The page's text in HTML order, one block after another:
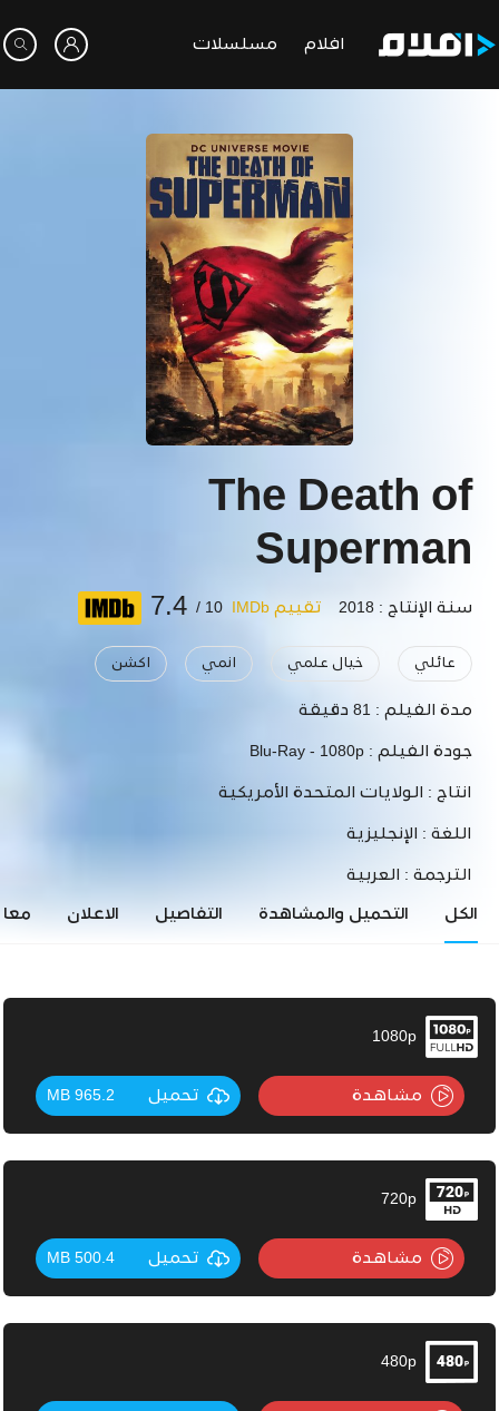
افلام مسلسلات
The Death of
Superman
سنة الإنتاج : 2018 تقييم IMDb 10 /
7.4
عائلي خيال علمي انمي اكشن
مدة الفيلم : 81 دقيقة
جودة الفيلم : Blu-Ray - 1080p
انتاج : الولايات المتحدة الأمريكية
اللغة : الإنجليزية
الترجمة : العربية
الكل التحميل والمشاهدة التفاصيل الاعلان
1080p
مشاهدة تحميل 965.2 MB
720p
مشاهدة تحميل 500.4 MB
480p